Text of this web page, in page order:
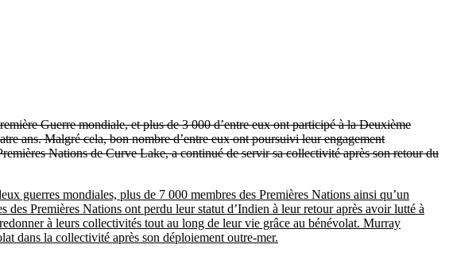
Guerre mondiale, et plus de 3 000 d’entre eux ont participé à la Deuxième
ans. Malgré cela, bon nombre d’entre eux ont poursuivi leur engagement
Nations de Curve Lake, a continué de servir sa collectivité après son retour du
guerres mondiales, plus de 7 000 membres des Premières Nations ainsi qu’un
Premières Nations ont perdu leur statut d’Indien à leur retour après avoir lutté à
à leurs collectivités tout au long de leur vie grâce au bénévolat. Murray
dans la collectivité après son déploiement outre-mer.